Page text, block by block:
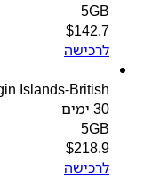
5GB
$142.7
לרכישה
Virgin Islands-British
5GB
$218.9
לרכישה